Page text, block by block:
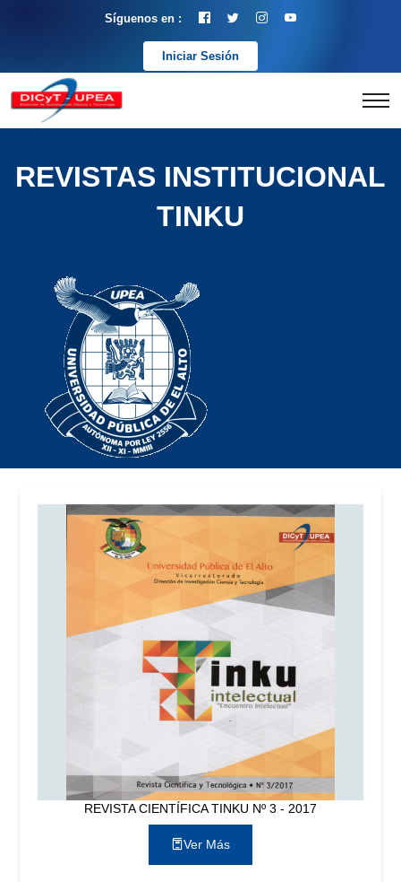
Síguenos en :
Iniciar Sesión
REVISTAS INSTITUCIONAL
TINKU
REVISTA CIENTÍFICA TINKU Nº 3 - 2017
Ver Más